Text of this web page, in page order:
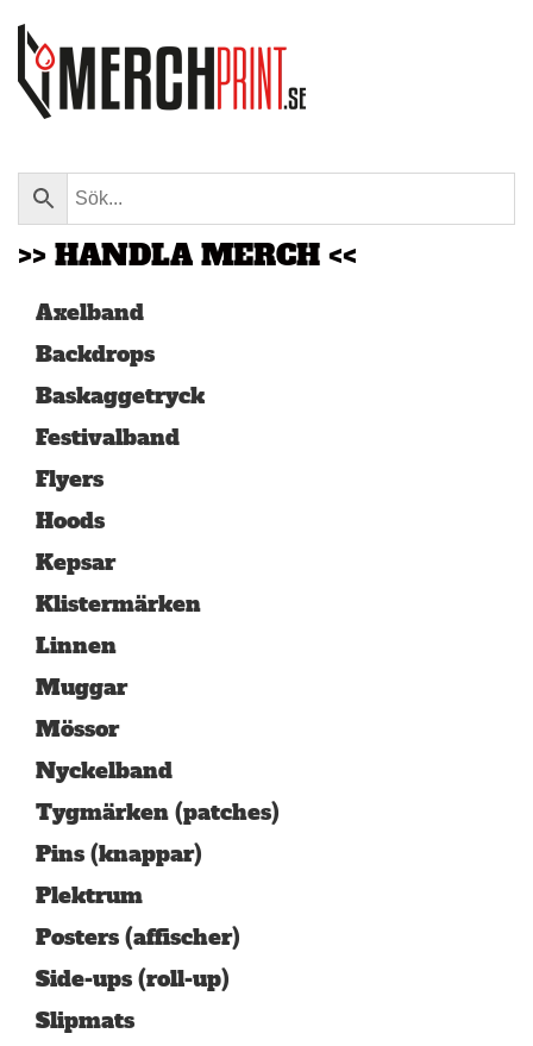
Skip to main content
>> HANDLA MERCH <<
Axelband
Backdrops
Baskaggetryck
Festivalband
Flyers
Hoods
Kepsar
Klistermärken
Linnen
Muggar
Mössor
Nyckelband
Tygmärken (patches)
Pins (knappar)
Plektrum
Posters (affischer)
Side-ups (roll-up)
Slipmats